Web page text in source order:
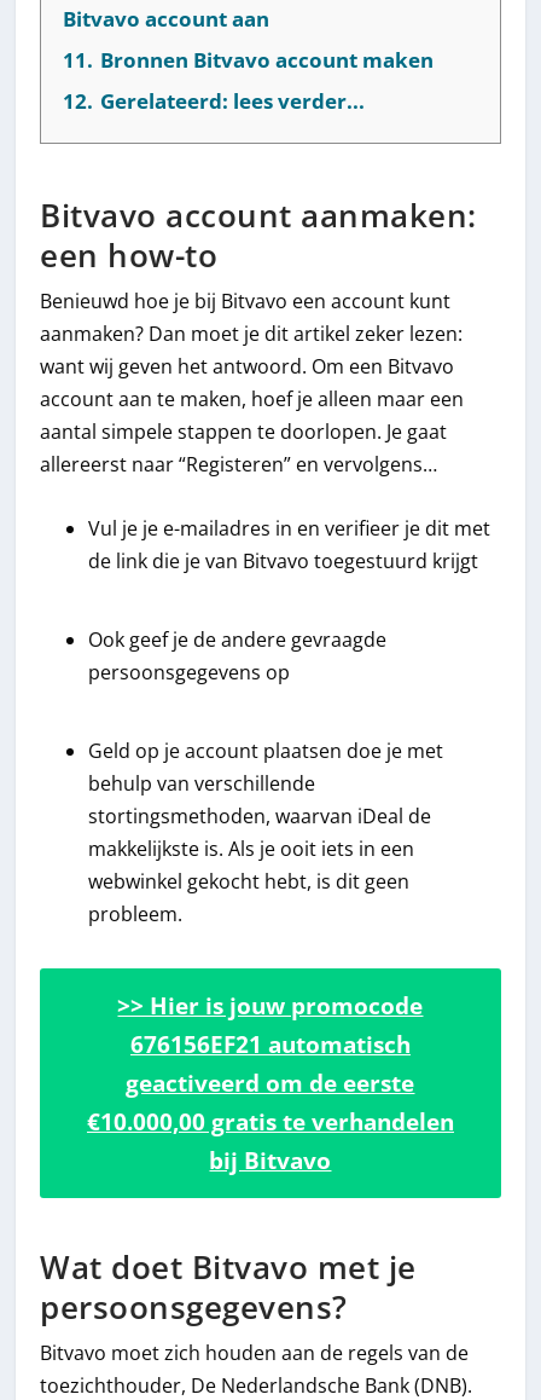
Bitvavo account aan
11. Bronnen Bitvavo account maken
12. Gerelateerd: lees verder...
Bitvavo account aanmaken:
een how-to
Benieuwd hoe je bij Bitvavo een account kunt
aanmaken? Dan moet je dit artikel zeker lezen:
want wij geven het antwoord. Om een Bitvavo
account aan te maken, hoef je alleen maar een
aantal simpele stappen te doorlopen. Je gaat
allereerst naar “Registeren” en vervolgens…
Vul je je e-mailadres in en verifieer je dit met
de link die je van Bitvavo toegestuurd krijgt
Ook geef je de andere gevraagde
persoonsgegevens op
Geld op je account plaatsen doe je met
behulp van verschillende
stortingsmethoden, waarvan iDeal de
makkelijkste is. Als je ooit iets in een
webwinkel gekocht hebt, is dit geen
probleem.
>> Hier is jouw promocode
676156EF21 automatisch
geactiveerd om de eerste
€10.000,00 gratis te verhandelen
bij Bitvavo
Wat doet Bitvavo met je
persoonsgegevens?
Bitvavo moet zich houden aan de regels van de
toezichthouder, De Nederlandsche Bank (DNB).